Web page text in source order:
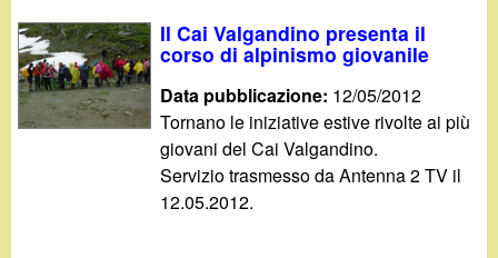
d
i
n
c
a
Il Cai Valgandino presenta il
corso di alpinismo giovanile
Data pubblicazione: 12/05/2012
Tornano le iniziative estive rivolte ai più
giovani del Cai Valgandino.
Servizio trasmesso da Antenna 2 TV il
12.05.2012.